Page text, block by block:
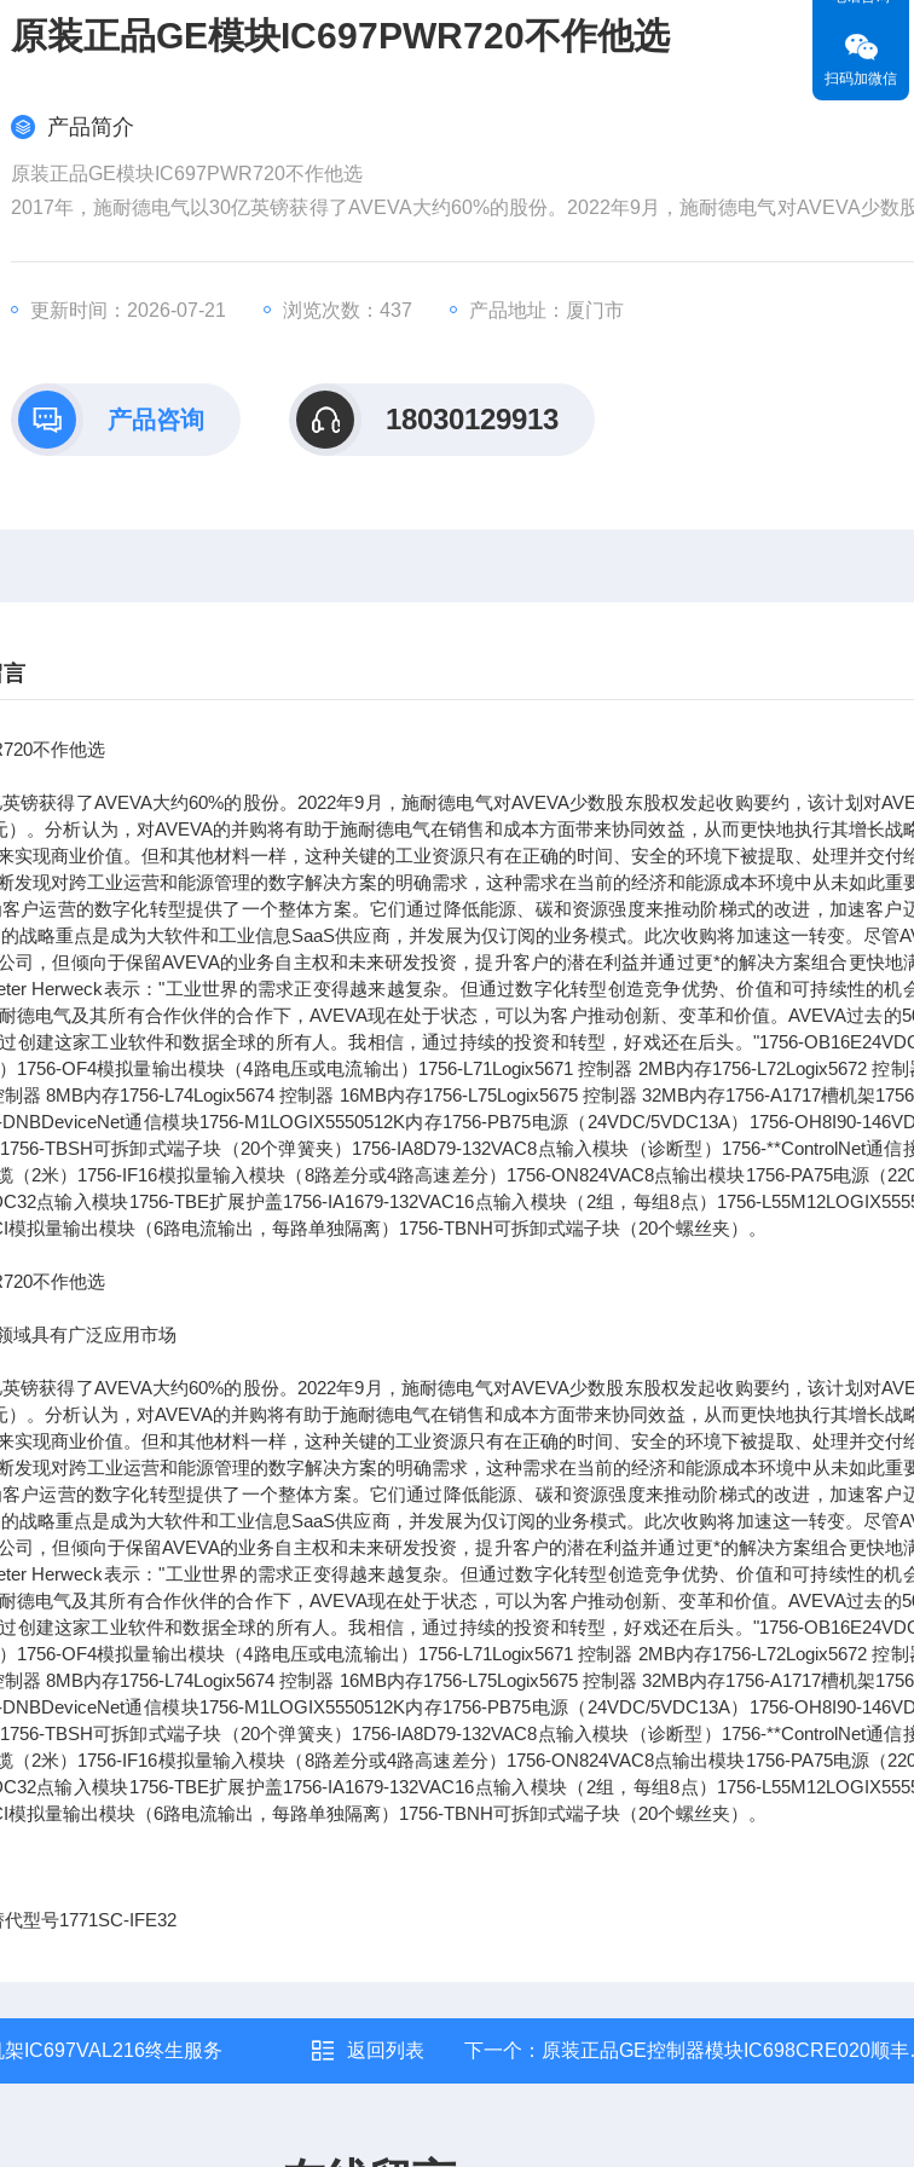
原装正品GE模块IC697PWR720不作他选
产品简介
原装正品GE模块IC697PWR720不作他选
2017年，施耐德电气以30亿英镑获得了AVEVA大约60%的股份。2022年9月，施耐德电气对AVEVA少数
全球工业部门越来越依赖数据来实现商业价值。但和其他材料一样，这
更新时间：2026-07-21 浏览次数：437 产品地址：厦门市
产品咨询 18030129913
不作他选
镑获得了AVEVA大约60%的股份。2022年9月，施耐德电气对AVEVA少数股东股权发起收购要约，该计划对
）。分析认为，对AVEVA的并购将有助于施耐德电气在销售和成本方面带来协同效益，从而更快地执行其增长战
实现商业价值。但和其他材料一样，这种关键的工业资源只有在正确的时间、安全的环境下被提取、处理并交付
发现对跨工业运营和能源管理的数字解决方案的明确需求，这种需求在当前的经济和能源成本环境中从未如此重
户运营的数字化转型提供了一个整体方案。它们通过降低能源、碳和资源强度来推动阶梯式的改进，加速客户
战略重点是成为大软件和工业信息SaaS供应商，并发展为仅订阅的业务模式。此次收购将加速这一转变。尽管
司，但倾向于保留AVEVA的业务自主权和未来研发投资，提升客户的潜在利益并通过更*的解决方案组合更快地
Herweck表示："工业世界的需求正变得越来越复杂。但通过数字化转型创造竞争优势、价值和可持续性的机
德电气及其所有合作伙伴的合作下，AVEVA现在处于状态，可以为客户推动创新、变革和价值。AVEVA过去的
创建这家工业软件和数据全球的所有人。我相信，通过持续的投资和转型，好戏还在后头。"1756-
1756-OF4模拟量输出模块（4路电压或电流输出）1756-L71Logix5671 控制器 2MB内存1756-L72Logix5672 控制
器 8MB内存1756-L74Logix5674 控制器 16MB内存1756-L75Logix5675 控制器 32MB内存1756-A1717槽机架
通信模块1756-M1LOGIX5550512K内存1756-PB75电源（24VDC/5VDC13A）1756-OH8I90-
TBSH可拆卸式端子块（20个弹簧夹）1756-IA8D79-132VAC8点输入模块（诊断型）1756-**ControlNet通信
（2米）1756-IF16模拟量输入模块（8路差分或4路高速差分）1756-ON824VAC8点输出模块1756-PA75电源（
点输入模块1756-TBE扩展护盖1756-IA1679-132VAC16点输入模块（2组，每组8点）1756-
拟量输出模块（6路电流输出，每路单独隔离）1756-TBNH可拆卸式端子块（20个螺丝夹）。
不作他选
具有广泛应用市场
镑获得了AVEVA大约60%的股份。2022年9月，施耐德电气对AVEVA少数股东股权发起收购要约，该计划对
）。分析认为，对AVEVA的并购将有助于施耐德电气在销售和成本方面带来协同效益，从而更快地执行其增长战
实现商业价值。但和其他材料一样，这种关键的工业资源只有在正确的时间、安全的环境下被提取、处理并交付
发现对跨工业运营和能源管理的数字解决方案的明确需求，这种需求在当前的经济和能源成本环境中从未如此重
户运营的数字化转型提供了一个整体方案。它们通过降低能源、碳和资源强度来推动阶梯式的改进，加速客户
战略重点是成为大软件和工业信息SaaS供应商，并发展为仅订阅的业务模式。此次收购将加速这一转变。尽管
司，但倾向于保留AVEVA的业务自主权和未来研发投资，提升客户的潜在利益并通过更*的解决方案组合更快地
Herweck表示："工业世界的需求正变得越来越复杂。但通过数字化转型创造竞争优势、价值和可持续性的机
德电气及其所有合作伙伴的合作下，AVEVA现在处于状态，可以为客户推动创新、变革和价值。AVEVA过去的
创建这家工业软件和数据全球的所有人。我相信，通过持续的投资和转型，好戏还在后头。"1756-
1756-OF4模拟量输出模块（4路电压或电流输出）1756-L71Logix5671 控制器 2MB内存1756-L72Logix5672 控制
器 8MB内存1756-L74Logix5674 控制器 16MB内存1756-L75Logix5675 控制器 32MB内存1756-A1717槽机架
通信模块1756-M1LOGIX5550512K内存1756-PB75电源（24VDC/5VDC13A）1756-OH8I90-
TBSH可拆卸式端子块（20个弹簧夹）1756-IA8D79-132VAC8点输入模块（诊断型）1756-**ControlNet通信
（2米）1756-IF16模拟量输入模块（8路差分或4路高速差分）1756-ON824VAC8点输出模块1756-PA75电源（
点输入模块1756-TBE扩展护盖1756-IA1679-132VAC16点输入模块（2组，每组8点）1756-
拟量输出模块（6路电流输出，每路单独隔离）1756-TBNH可拆卸式端子块（20个螺丝夹）。
型号1771SC-IFE32
架IC697VAL216终生服务 返回列表 下一个： 原装正品GE控制器模块IC698CRE020顺丰速运
扫码加微信